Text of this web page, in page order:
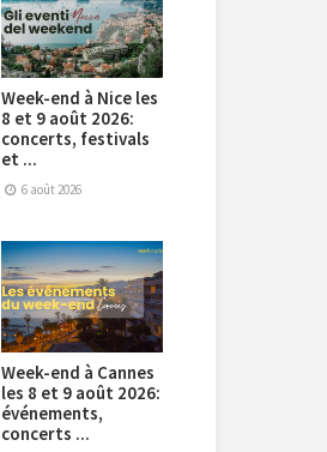
Week-end à Nice les
8 et 9 août 2026:
concerts, festivals
et ...
6 août 2026
Week-end à Cannes
les 8 et 9 août 2026:
événements,
concerts ...